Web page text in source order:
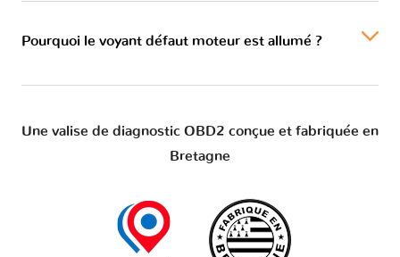
Pourquoi le voyant défaut moteur est allumé ?
Une valise de diagnostic OBD2 conçue et fabriquée en
Bretagne